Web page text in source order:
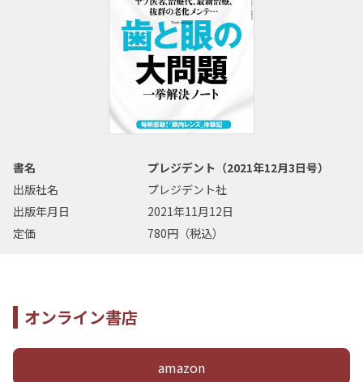
書名
プレジデント（2021年12月3日号）
出版社名
プレジデント社
出版年月日
2021年11月12日
定価
780円（税込）
オンライン書店
amazon